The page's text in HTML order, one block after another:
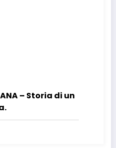
– Storia di un